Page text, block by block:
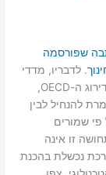
שפורסמה
. לדבריו, מדדי
ההישגים האקדמיים של ישראל נמצאים בתחתית דירוג ה-OECD,
להנחיל לבין
פי שמורים
זו אינה
נכשלת בהכנת